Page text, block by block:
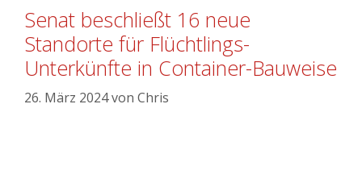
Senat beschließt 16 neue
Standorte für Flüchtlings-
Unterkünfte in Container-Bauweise
26. März 2024von Chris